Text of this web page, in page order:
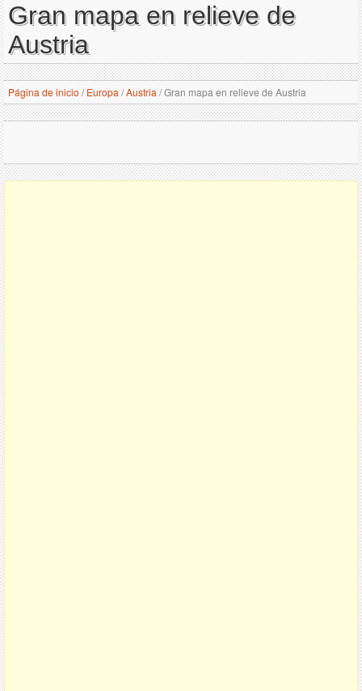
Gran mapa en relieve de
Austria
Página de inicio / Europa /Austria /Gran mapa en relieve de Austria